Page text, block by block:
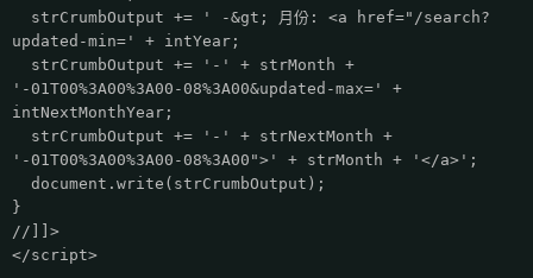
strCrumbOutput += ' -&gt; 月份: <a href="/search?
updated-min=' + intYear;
strCrumbOutput += '-' + strMonth +
'-01T00%3A00%3A00-08%3A00&updated-max=' +
intNextMonthYear;
strCrumbOutput += '-' + strNextMonth +
'-01T00%3A00%3A00-08%3A00">' + strMonth + '</a>';
document.write(strCrumbOutput);
}
//]]>
</script>